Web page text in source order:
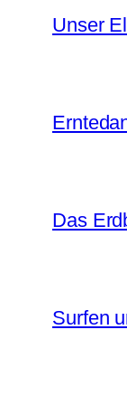
Unser
Das
Surfen